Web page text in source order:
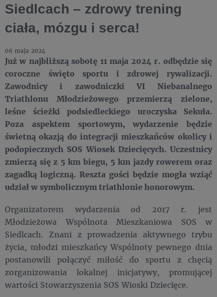
Siedlcach – zdrowy trening
ciała, mózgu i serca!
06 maja 2024
Już w najbliższą sobotę 11 maja 2024 r. odbędzie się
coroczne święto sportu i zdrowej rywalizacji.
Zawodnicy i zawodniczki VI Niebanalnego
Triathlonu Młodzieżowego przemierzą zielone,
leśne ścieżki podsiedleckiego uroczyska Sekuła.
Poza aspektem sportowym, wydarzenie będzie
świetną okazją do integracji mieszkańców okolicy i
podopiecznych SOS Wiosek Dziecięcych. Uczestnicy
zmierzą się z 5 km biegu, 5 km jazdy rowerem oraz
zagadką logiczną. Reszta gości będzie mogła wziąć
udział w symbolicznym triathlonie honorowym.
Organizatorem wydarzenia od 2017 r. jest
Młodzieżowa Wspólnota Mieszkaniowa SOS w
Siedlcach. Znani z prowadzenia aktywnego trybu
życia, młodzi mieszkańcy Wspólnoty pewnego dnia
postanowili połączyć miłość do sportu z chęcią
zorganizowania lokalnej inicjatywy, promującej
wartości Stowarzyszenia SOS Wioski Dziecięce.